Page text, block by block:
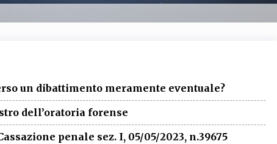
un dibattimento meramente eventuale?
dell’oratoria forense
penale sez. I, 05/05/2023, n.39675